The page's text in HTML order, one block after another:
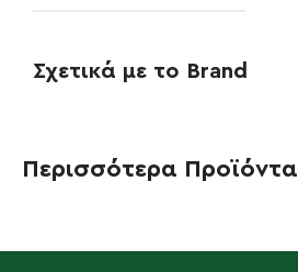
Σχετικά με το Brand
Περισσότερα Προϊόντα